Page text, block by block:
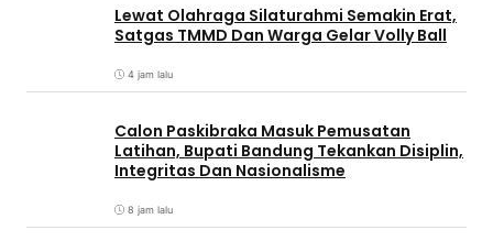
Lewat Olahraga Silaturahmi Semakin Erat,
Satgas TMMD Dan Warga Gelar Volly Ball
4 jam lalu
Calon Paskibraka Masuk Pemusatan
Latihan, Bupati Bandung Tekankan Disiplin,
Integritas Dan Nasionalisme
8 jam lalu